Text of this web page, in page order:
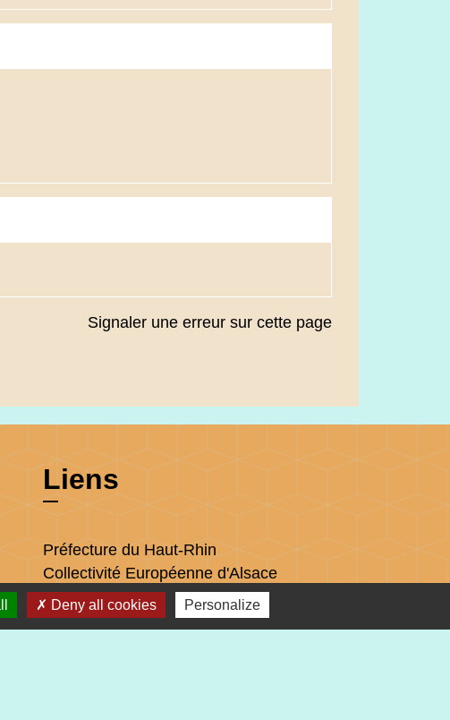
Signaler une erreur sur cette page
Liens
Préfecture du Haut-Rhin
Collectivité Européenne d'Alsace
Région Grand Est
Deny all cookies Personalize